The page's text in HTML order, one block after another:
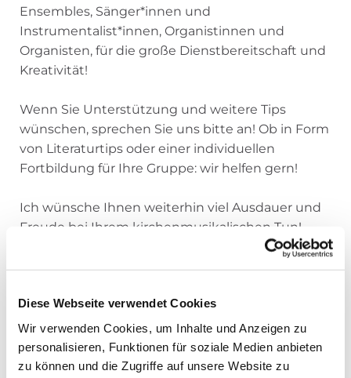
Diese Webseite verwendet Cookies
Wir verwenden Cookies, um Inhalte und Anzeigen zu
personalisieren, Funktionen für soziale Medien anbieten
zu können und die Zugriffe auf unsere Website zu
Ensembles, Sänger*innen und
Instrumentalist*innen, Organistinnen und
Organisten, für die große Dienstbereitschaft und
Kreativität!
Wenn Sie Unterstützung und weitere Tips
wünschen, sprechen Sie uns bitte an! Ob in Form
von Literaturtips oder einer individuellen
Fortbildung für Ihre Gruppe: wir helfen gern!
Ich wünsche Ihnen weiterhin viel Ausdauer und
Freude bei Ihrem kirchenmusikalischen Tun!
Edith Harmsen
Dezernentin Kirchenmusikinstitut